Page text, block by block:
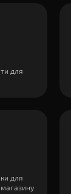
для
для
магазину